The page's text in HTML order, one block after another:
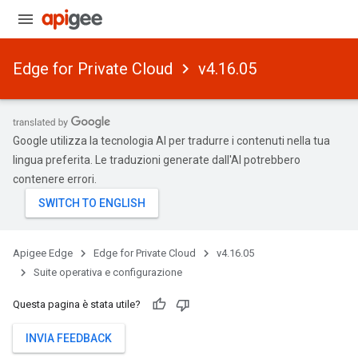
Edge for Private Cloud v4.16.05
Google utilizza la tecnologia AI per tradurre i contenuti nella tua
lingua preferita. Le traduzioni generate dall'AI potrebbero
contenere errori.
Apigee Edge Edge for Private Cloud
v4.16.05
Suite operativa e configurazione
Questa pagina è stata utile?
INVIA FEEDBACK